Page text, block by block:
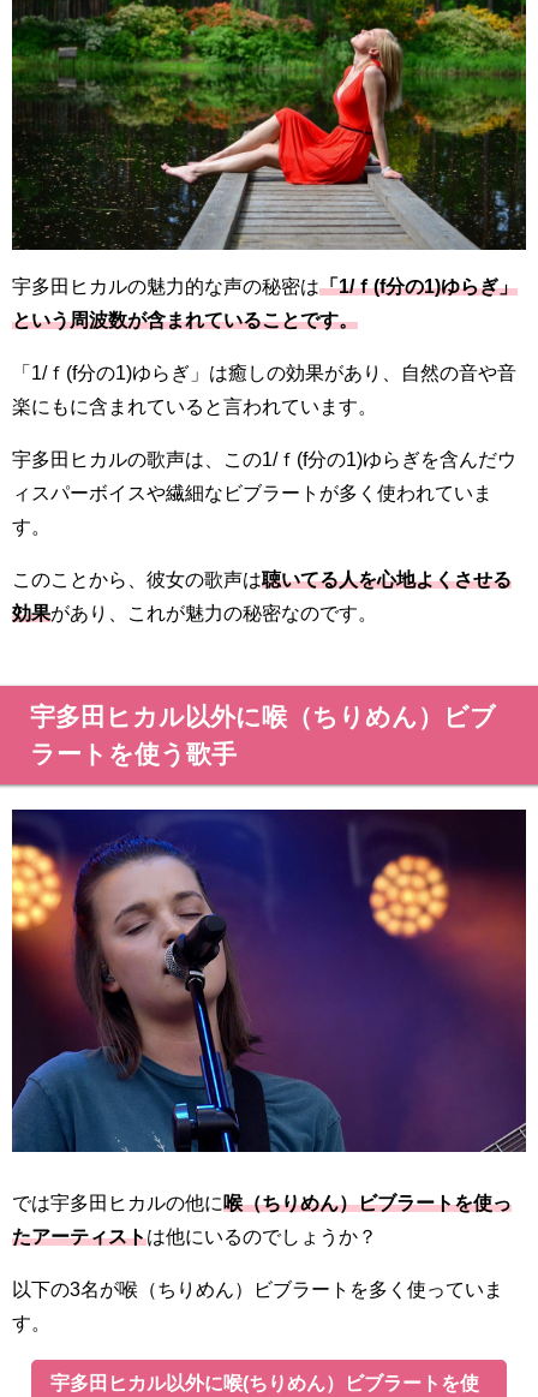
宇多田ヒカルの魅力的な声の秘密は「1/ｆ(f分の1)ゆらぎ」
という周波数が含まれていることです。
「1/ｆ(f分の1)ゆらぎ」は癒しの効果があり、自然の音や音
楽にもに含まれていると言われています。
宇多田ヒカルの歌声は、この1/ｆ(f分の1)ゆらぎを含んだウ
ィスパーボイスや繊細なビブラートが多く使われていま
す。
このことから、彼女の歌声は聴いてる人を心地よくさせる
効果があり、これが魅力の秘密なのです。
宇多田ヒカル以外に喉（ちりめん）ビブ
ラートを使う歌手
では宇多田ヒカルの他に喉（ちりめん）ビブラートを使っ
たアーティストは他にいるのでしょうか？
以下の3名が喉（ちりめん）ビブラートを多く使っていま
す。
宇多田ヒカル以外に喉(ちりめん）ビブラートを使